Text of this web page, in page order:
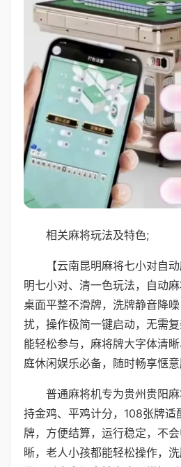
相关麻将玩法及特色;
【云南昆明麻将七小对自
明七小对、清一色玩法，自动麻
桌面平整不滑牌，洗牌静音降
扰，操作极简一键启动，无需
能轻松参与，麻将牌大字体清
庭休闲娱乐必备，随时畅享惬意
普通麻将机专为贵州贵阳
持金鸡、平鸡计分，108张牌适
牌，方便结算，运行稳定，不
晰，老人小孩都能轻松操作，